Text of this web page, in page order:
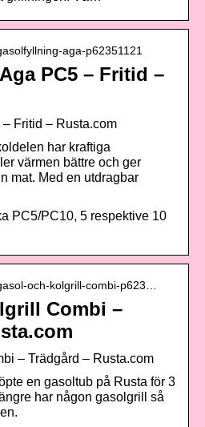
aga-p62351121
PC5 – Fritid –
Fritid – Rusta.com
har kraftiga
värmen bättre och ger
mat. Med en utdragbar
PC5/PC10, 5 respektive 10
och-kolgrill-combi-p623…
Combi –
– Trädgård – Rusta.com
en gasoltub på Rusta för 3
har någon gasolgrill så